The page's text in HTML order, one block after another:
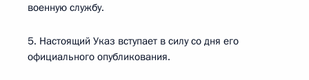
военную службу.
5. Настоящий Указ вступает в силу со дня его
официального опубликования.